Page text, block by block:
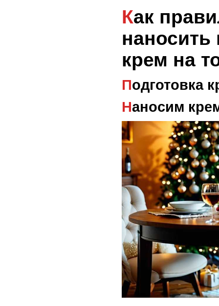
Как правильно
крем на
Подготовка
Наносим